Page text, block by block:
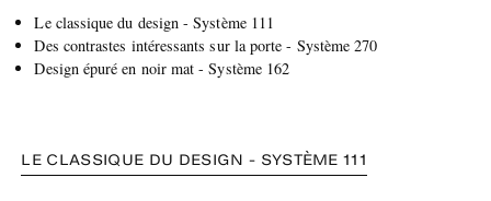
Le classique du design - Système 111
Des contrastes intéressants sur la porte - Système 270
Design épuré en noir mat - Système 162
LE CLASSIQUE DU DESIGN - SYSTÈME 111